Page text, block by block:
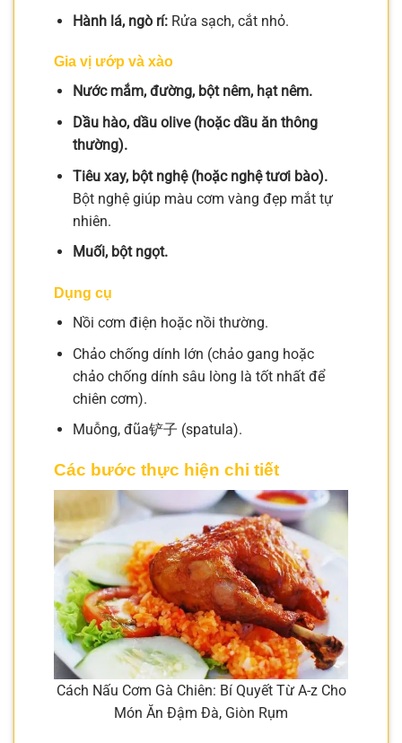
Hành lá, ngò rí:Rửa sạch, cắt nhỏ.
Gia vị ướp và xào
Nước mắm, đường, bột nêm, hạt nêm.
Dầu hào, dầu olive (hoặc dầu ăn thông
thường).
Tiêu xay, bột nghệ (hoặc nghệ tươi bào).
Bột nghệ giúp màu cơm vàng đẹp mắt tự
nhiên.
Muối, bột ngọt.
Dụng cụ
Nồi cơm điện hoặc nồi thường.
Chảo chống dính lớn (chảo gang hoặc
chảo chống dính sâu lòng là tốt nhất để
chiên cơm).
Muỗng, đũa铲子 (spatula).
Các bước thực hiện chi tiết
Cách Nấu Cơm Gà Chiên: Bí Quyết Từ A-z Cho
Món Ăn Đậm Đà, Giòn Rụm